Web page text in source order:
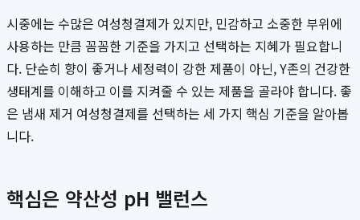
시중에는 수많은 여성청결제가 있지만, 민감하고 소중한 부위에
사용하는 만큼 꼼꼼한 기준을 가지고 선택하는 지혜가 필요합니
다. 단순히 향이 좋거나 세정력이 강한 제품이 아닌, Y존의 건강한
생태계를 이해하고 이를 지켜줄 수 있는 제품을 골라야 합니다. 좋
은 냄새 제거 여성청결제를 선택하는 세 가지 핵심 기준을 알아봅
니다.
핵심은 약산성 pH 밸런스